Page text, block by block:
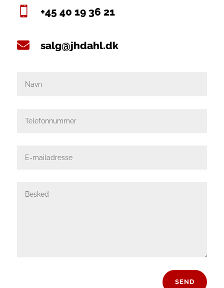
 +45 40 19 36 21
 salg@jhdahl.dk
SEND